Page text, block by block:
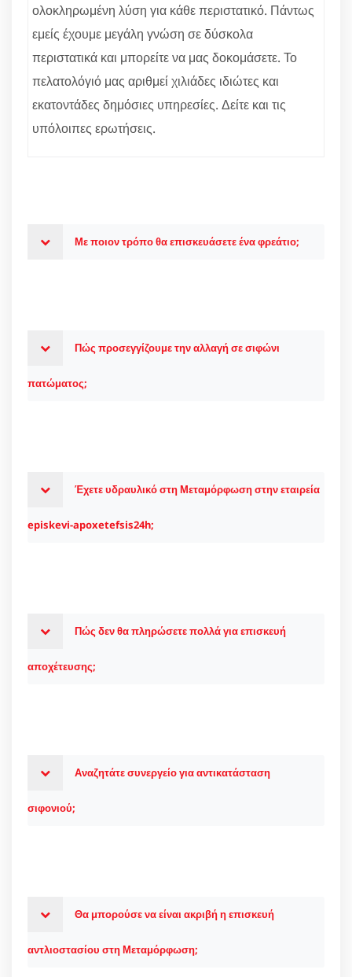
ολοκληρωμένη λύση για κάθε περιστατικό. Πάντως
εμείς έχουμε μεγάλη γνώση σε δύσκολα
περιστατικά και μπορείτε να μας δοκομάσετε. Το
πελατολόγιό μας αριθμεί χιλιάδες ιδιώτες και
εκατοντάδες δημόσιες υπηρεσίες. Δείτε και τις
υπόλοιπες ερωτήσεις.
Με ποιον τρόπο θα επισκευάσετε ένα φρεάτιο;
Πώς προσεγγίζουμε την αλλαγή σε σιφώνι
πατώματος;
Έχετε υδραυλικό στη Μεταμόρφωση στην εταιρεία
episkevi-apoxetefsis24h;
Πώς δεν θα πληρώσετε πολλά για επισκευή
αποχέτευσης;
Αναζητάτε συνεργείο για αντικατάσταση
σιφονιού;
Θα μπορούσε να είναι ακριβή η επισκευή
αντλιοστασίου στη Μεταμόρφωση;